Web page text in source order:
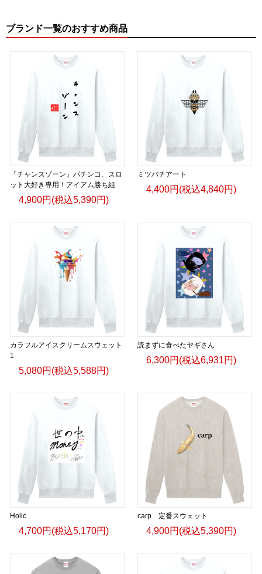
ブランド一覧のおすすめ商品
『チャンスゾーン』パチンコ、スロ
ット大好き専用！アイアム勝ち組
4,900円(税込5,390円)
ミツバチアート
4,400円(税込4,840円)
カラフルアイスクリームスウェット
1
5,080円(税込5,588円)
読まずに食べたヤギさん
6,300円(税込6,931円)
Holic
4,700円(税込5,170円)
carp 定番スウェット
4,900円(税込5,390円)